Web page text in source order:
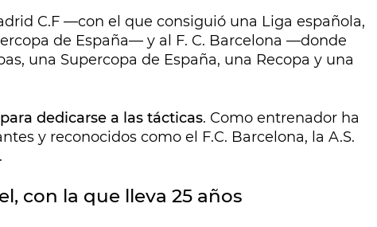
C.F —con el que consiguió una Liga española,
de España— y al F. C. Barcelona —donde
una Supercopa de España, una Recopa y una
dedicarse a las tácticas. Como entrenador ha
y reconocidos como el F.C. Barcelona, la A.S.
con la que lleva 25 años